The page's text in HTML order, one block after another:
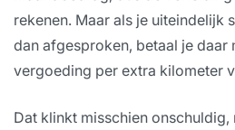
rekenen. Maar als je uiteindelijk
dan afgesproken, betaal je daar
vergoeding per extra kilometer
Dat klinkt misschien